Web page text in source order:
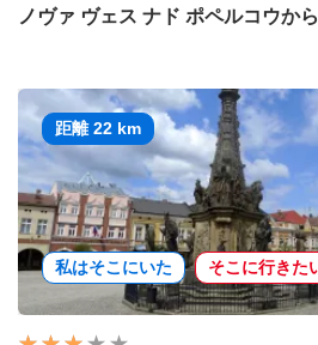
ノヴァ ヴェス ナド ポペルコウか
距離 22 km
私はそこにいた そこに行きた